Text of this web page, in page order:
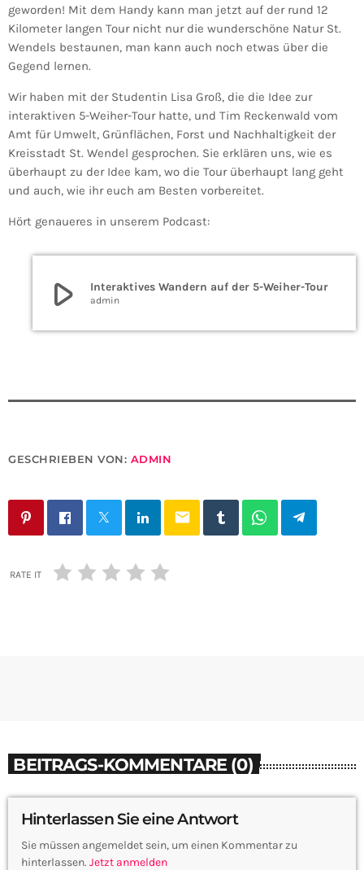
geworden! Mit dem Handy kann man jetzt auf der rund 12
Kilometer langen Tour nicht nur die wunderschöne Natur St.
Wendels bestaunen, man kann auch noch etwas über die
Gegend lernen.
Wir haben mit der Studentin Lisa Groß, die die Idee zur
interaktiven 5-Weiher-Tour hatte, und Tim Reckenwald vom
Amt für Umwelt, Grünflächen, Forst und Nachhaltigkeit der
Kreisstadt St. Wendel gesprochen. Sie erklären uns, wie es
überhaupt zu der Idee kam, wo die Tour überhaupt lang geht
und auch, wie ihr euch am Besten vorbereitet.
Hört genaueres in unserem Podcast:
play_arrow Interaktives Wandern auf der 5-Weiher-Tour
admin
GESCHRIEBEN VON: ADMIN
email
RATE IT
BEITRAGS-KOMMENTARE (0)
Hinterlassen Sie eine Antwort
Sie müssen angemeldet sein, um einen Kommentar zu
hinterlassen. Jetzt anmelden